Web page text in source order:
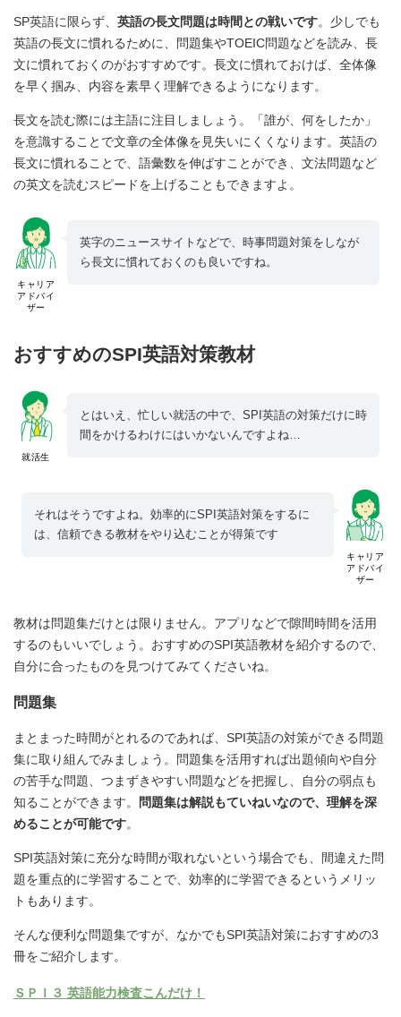
SP英語に限らず、 英語の長文問題は時間との戦いです。少しでも
英語の長文に慣れるために、問題集やTOEIC問題などを読み、長
文に慣れておくのがおすすめです。長文に慣れておけば、全体像
を早く掴み、内容を素早く理解できるようになります。
長文を読む際には主語に注目しましょう。「誰が、何をしたか」
を意識することで文章の全体像を見失いにくくなります。英語の
長文に慣れることで、語彙数を伸ばすことができ、文法問題など
の英文を読むスピードを上げることもできますよ。
キャリア
アドバイ
ザー
英字のニュースサイトなどで、時事問題対策をしなが
ら長文に慣れておくのも良いですね。
おすすめのSPI英語対策教材
就活生
とはいえ、忙しい就活の中で、SPI英語の対策だけに時
間をかけるわけにはいかないんですよね…
キャリア
アドバイ
ザー
それはそうですよね。効率的にSPI英語対策をするに
は、信頼できる教材をやり込むことが得策です
教材は問題集だけとは限りません。アプリなどで隙間時間を活用
するのもいいでしょう。おすすめのSPI英語教材を紹介するので、
自分に合ったものを見つけてみてくださいね。
問題集
まとまった時間がとれるのであれば、SPI英語の対策ができる問題
集に取り組んでみましょう。問題集を活用すれば出題傾向や自分
の苦手な問題、つまずきやすい問題などを把握し、自分の弱点も
知ることができます。
問題集は解説もていねいなので、理解を深
めることが可能です。
SPI英語対策に充分な時間が取れないという場合でも、間違えた問
題を重点的に学習することで、効率的に学習できるというメリッ
トもあります。
そんな便利な問題集ですが、なかでもSPI英語対策におすすめの3
冊をご紹介します。
ＳＰＩ３ 英語能力検査こんだけ！